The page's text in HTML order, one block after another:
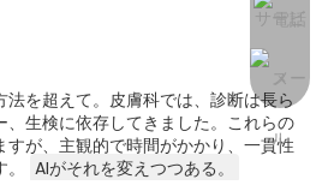
法を超えて。皮膚科では、診断は長ら
、生検に依存してきました。これらの
すが、主観的で時間がかかり、一貫性
AIがそれを変えつつある。